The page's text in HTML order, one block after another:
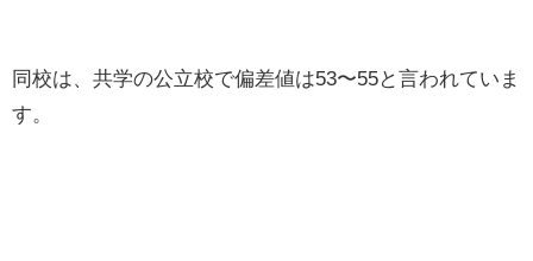
同校は、共学の公立校で偏差値は53〜55と言われていま
す。